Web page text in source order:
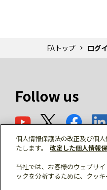
FAトップ ログ
Follow us
© Mitsubishi Electric
個人情報保護法の改正及び個
たします。
改定した個人情報
当社では、お客様のウェブサ
ックを分析するために、クッキ